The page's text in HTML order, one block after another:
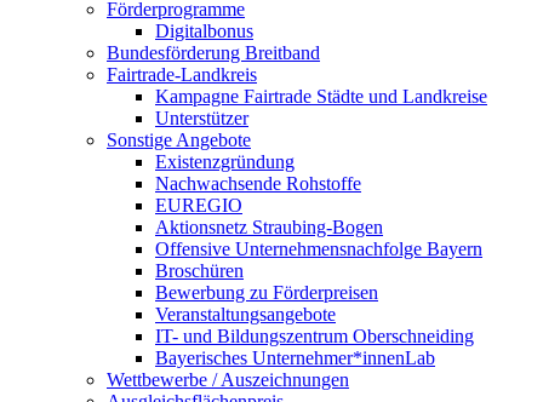
Förderprogramme
Digitalbonus
Bundesförderung Breitband
Fairtrade-Landkreis
Kampagne Fairtrade Städte und Landkreise
Unterstützer
Sonstige Angebote
Existenzgründung
Nachwachsende Rohstoffe
EUREGIO
Aktionsnetz Straubing-Bogen
Offensive Unternehmensnachfolge Bayern
Broschüren
Bewerbung zu Förderpreisen
Veranstaltungsangebote
IT- und Bildungszentrum Oberschneiding
Bayerisches Unternehmer*innenLab
Wettbewerbe / Auszeichnungen